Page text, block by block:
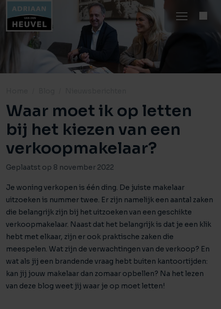
Waar moet ik op letten
bij het kiezen van een
verkoopmakelaar?
Geplaatst op 8 november 2022
Je woning verkopen is één ding. De juiste makelaar
uitzoeken is nummer twee. Er zijn namelijk een aantal zaken
die belangrijk zijn bij het uitzoeken van een geschikte
verkoopmakelaar. Naast dat het belangrijk is dat je een klik
hebt met elkaar, zijn er ook praktische zaken die
meespelen. Wat zijn de verwachtingen van de verkoop? En
wat als jij een brandende vraag hebt buiten kantoortijden:
kan jij jouw makelaar dan zomaar opbellen? Na het lezen
van deze blog weet jij waar je op moet letten!